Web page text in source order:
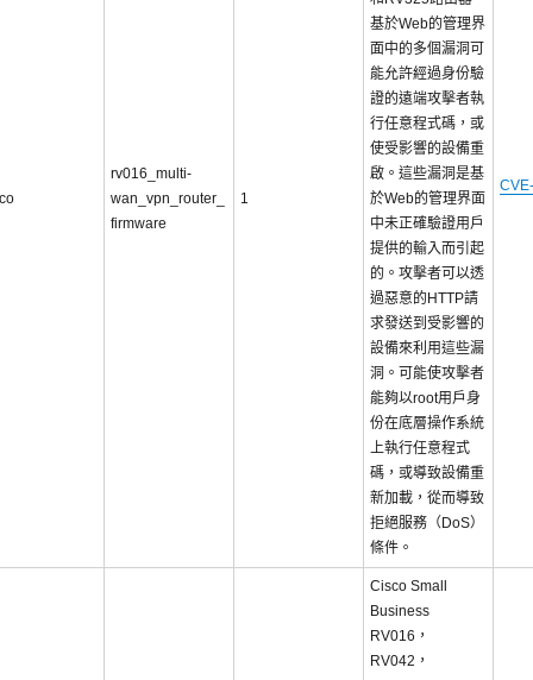
rv016_multi-
wan_vpn_router_
firmware
1
基於Web的管理界
面中的多個漏洞可
能允許經過身份驗
證的遠端攻擊者執
行任意程式碼，或
使受影響的設備重
啟。這些漏洞是基
於Web的管理界面
中未正確驗證用戶
提供的輸入而引起
的。攻擊者可以透
過惡意的HTTP請
求發送到受影響的
設備來利用這些漏
洞。可能使攻擊者
能夠以root用戶身
份在底層操作系統
上執行任意程式
碼，或導致設備重
新加載，從而導致
拒絕服務（DoS）
條件。
Cisco Small
Business
RV016，
RV042，